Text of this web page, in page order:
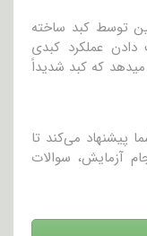
توسط کبد ساخته
عملکرد کبدی
که کبد شدیداً
پیشنهاد می‌کند تا
آزمایش، سوالات